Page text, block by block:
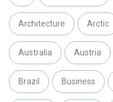
Architecture Arctic
Australia Austria
Brazil Business